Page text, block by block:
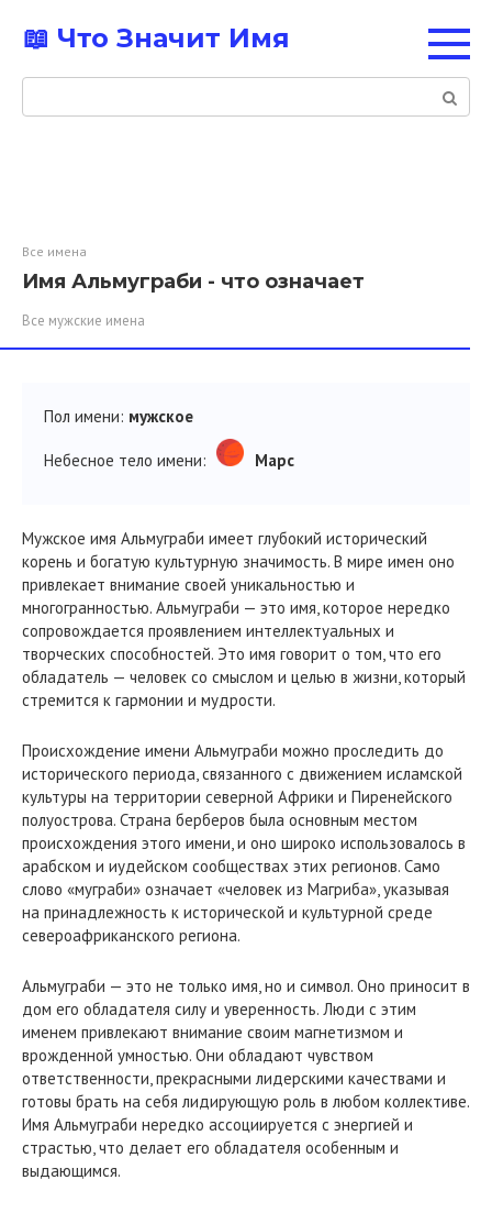
контенту
📖 Что Значит Имя
Поиск:
Все имена
Имя Альмуграби - что означает
Все мужские имена
Пол имени: мужское
Небесное тело имени: Марс
Мужское имя Альмуграби имеет глубокий исторический
корень и богатую культурную значимость. В мире имен оно
привлекает внимание своей уникальностью и
многогранностью. Альмуграби — это имя, которое нередко
сопровождается проявлением интеллектуальных и
творческих способностей. Это имя говорит о том, что его
обладатель — человек со смыслом и целью в жизни, который
стремится к гармонии и мудрости.
Происхождение имени Альмуграби можно проследить до
исторического периода, связанного с движением исламской
культуры на территории северной Африки и Пиренейского
полуострова. Страна берберов была основным местом
происхождения этого имени, и оно широко использовалось в
арабском и иудейском сообществах этих регионов. Само
слово «муграби» означает «человек из Магриба», указывая
на принадлежность к исторической и культурной среде
североафриканского региона.
Альмуграби — это не только имя, но и символ. Оно приносит в
дом его обладателя силу и уверенность. Люди с этим
именем привлекают внимание своим магнетизмом и
врожденной умностью. Они обладают чувством
ответственности, прекрасными лидерскими качествами и
готовы брать на себя лидирующую роль в любом коллективе.
Имя Альмуграби нередко ассоциируется с энергией и
страстью, что делает его обладателя особенным и
выдающимся.